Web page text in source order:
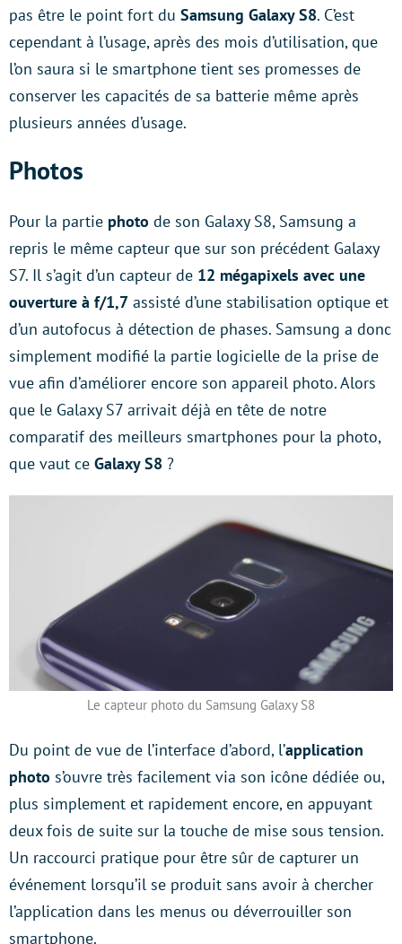
pas être le point fort du Samsung Galaxy S8. C’est
cependant à l’usage, après des mois d’utilisation, que
l’on saura si le smartphone tient ses promesses de
conserver les capacités de sa batterie même après
plusieurs années d’usage.
Photos
Pour la partie photo de son Galaxy S8, Samsung a
repris le même capteur que sur son précédent Galaxy
S7. Il s’agit d’un capteur de 12 mégapixels avec une
ouverture à f/1,7 assisté d’une stabilisation optique et
d’un autofocus à détection de phases. Samsung a donc
simplement modifié la partie logicielle de la prise de
vue afin d’améliorer encore son appareil photo. Alors
que le Galaxy S7 arrivait déjà en tête de notre
comparatif des meilleurs smartphones pour la photo,
que vaut ce Galaxy S8 ?
Le capteur photo du Samsung Galaxy S8
Du point de vue de l’interface d’abord, l’application
photo s’ouvre très facilement via son icône dédiée ou,
plus simplement et rapidement encore, en appuyant
deux fois de suite sur la touche de mise sous tension.
Un raccourci pratique pour être sûr de capturer un
événement lorsqu’il se produit sans avoir à chercher
l’application dans les menus ou déverrouiller son
smartphone.